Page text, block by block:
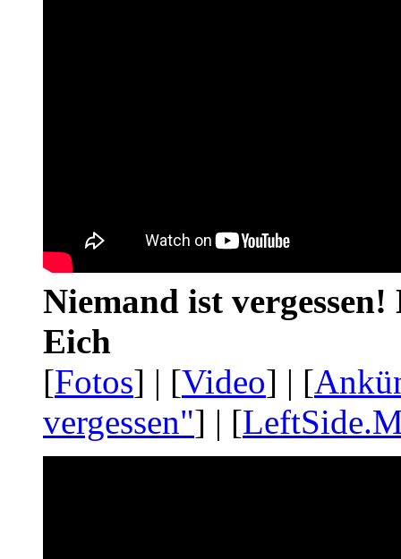
Niemand ist
Eich
[Fotos] | [Video] | [
vergessen"] | [